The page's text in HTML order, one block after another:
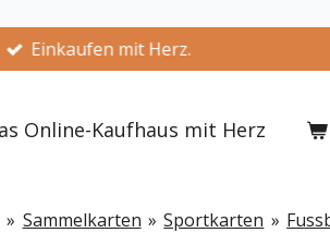
Einkaufen mit Herz.
Online-Kaufhaus mit Herz
» Sammelkarten » Sportkarten »